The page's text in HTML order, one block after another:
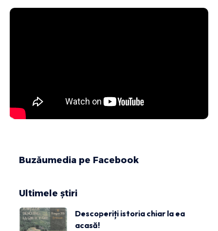
Buzăumedia pe Facebook
Ultimele știri
Descoperiți istoria chiar la ea
acasă!